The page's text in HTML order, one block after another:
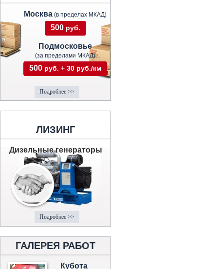
Москва (в пределах МКАД)
500 руб.
Подмосковье
(за пределами МКАД)
500 руб. + 30 руб./км
Подробнее >>
ЛИЗИНГ
Дизельные генераторы
Подробнее >>
ГАЛЕРЕЯ РАБОТ
Кубота